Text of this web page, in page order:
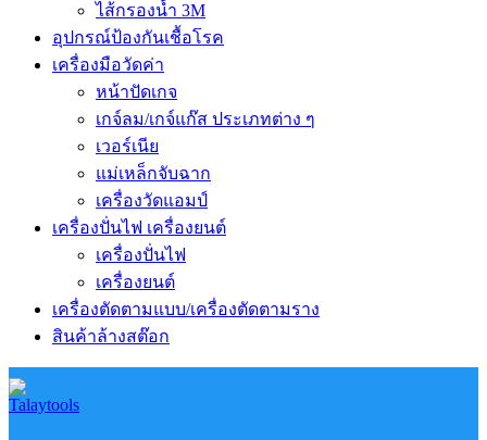
ไส้กรองน้ำ 3M
อุปกรณ์ป้องกันเชื้อโรค
เครื่องมือวัดค่า
หน้าปัดเกจ
เกจ์ลม/เกจ์แก๊ส ประเภทต่าง ๆ
เวอร์เนีย
แม่เหล็กจับฉาก
เครื่องวัดแอมป์
เครื่องปั่นไฟ เครื่องยนต์
เครื่องปั่นไฟ
เครื่องยนต์
เครื่องตัดตามแบบ/เครื่องตัดตามราง
สินค้าล้างสต๊อก